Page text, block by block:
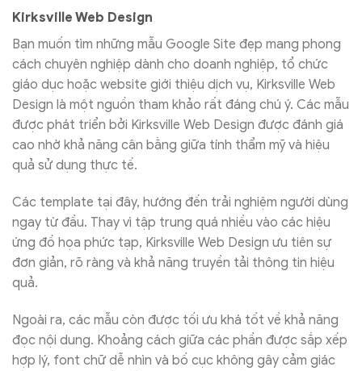
Kirksville Web Design
Bạn muốn tìm những mẫu Google Site đẹp mang phong
cách chuyên nghiệp dành cho doanh nghiệp, tổ chức
giáo dục hoặc website giới thiệu dịch vụ, Kirksville Web
Design là một nguồn tham khảo rất đáng chú ý. Các mẫu
được phát triển bởi Kirksville Web Design được đánh giá
cao nhờ khả năng cân bằng giữa tính thẩm mỹ và hiệu
quả sử dụng thực tế.
Các template tại đây, hướng đến trải nghiệm người dùng
ngay từ đầu. Thay vì tập trung quá nhiều vào các hiệu
ứng đồ họa phức tạp, Kirksville Web Design ưu tiên sự
đơn giản, rõ ràng và khả năng truyền tải thông tin hiệu
quả.
Ngoài ra, các mẫu còn được tối ưu khá tốt về khả năng
đọc nội dung. Khoảng cách giữa các phần được sắp xếp
hợp lý, font chữ dễ nhìn và bố cục không gây cảm giác